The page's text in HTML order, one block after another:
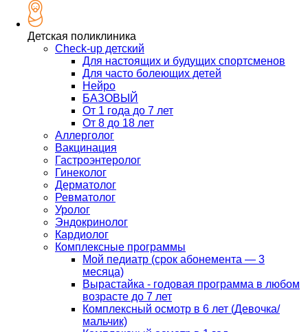
Детская поликлиника
Check-up детский
Для настоящих и будущих спортсменов
Для часто болеющих детей
Нейро
БАЗОВЫЙ
От 1 года до 7 лет
От 8 до 18 лет
Аллерголог
Вакцинация
Гастроэнтеролог
Гинеколог
Дерматолог
Ревматолог
Уролог
Эндокринолог
Кардиолог
Комплексные программы
Мой педиатр (срок абонемента — 3
месяца)
Вырастайка - годовая программа в любом
возрасте до 7 лет
Комплексный осмотр в 6 лет (Девочка/
мальчик)